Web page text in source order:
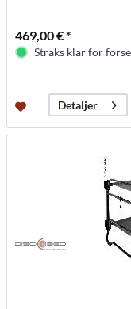
469,00 € *
Straks klar for
Detaljer